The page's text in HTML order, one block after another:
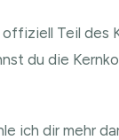
Teil des
du die
ich dir mehr